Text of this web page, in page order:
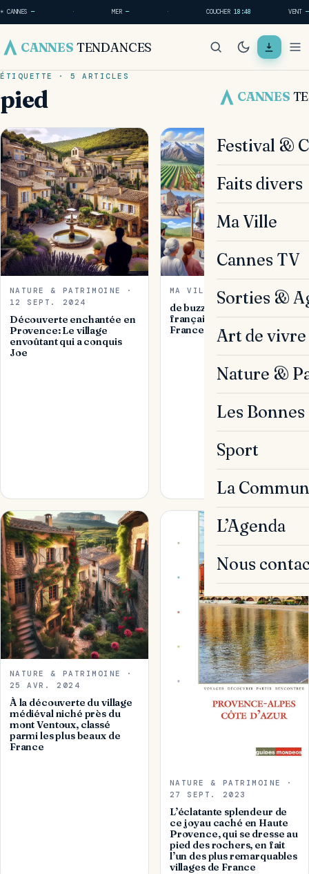
☀ CANNES — · MER— · COUCHER18:48 VENT —
CANNES TENDANCES
CANNES
Festival &
Faits divers
Ma Ville
Cannes TV
Sorties &
Art de vivre
Nature &
Les
Sport
La
L’Agenda
Nous
ÉTIQUETTE · 5 ARTICLES
pied
NATURE & PATRIMOINE ·
12 SEPT. 2024
Découverte enchantée en
Provence: Le village
envoûtant qui a conquis
Joe
MA VILLE · 2 AOÛT 2024
de buzz : une artiste
française parcourt la
France en poussant un lit »
NATURE & PATRIMOINE ·
25 AVR. 2024
À la découverte du village
médiéval niché près du
mont Ventoux, classé
parmi les plus beaux de
France
NATURE & PATRIMOINE ·
27 SEPT. 2023
L’éclatante splendeur de
ce joyau caché en Haute
Provence, qui se dresse au
pied des rochers, en fait
l’un des plus remarquables
villages de France